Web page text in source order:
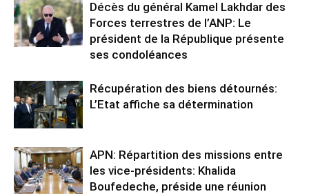
Décès du général Kamel Lakhdar des
Forces terrestres de l’ANP: Le
président de la République présente
ses condoléances
Récupération des biens détournés:
L’Etat affiche sa détermination
APN: Répartition des missions entre
les vice-présidents: Khalida
Boufedeche, préside une réunion